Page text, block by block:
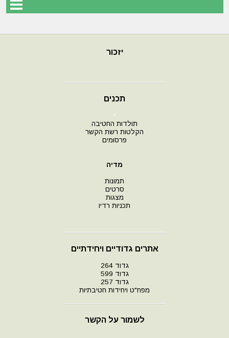
יזכור
תכנים
י
תולדות החטיבה
הקלטות רשת הקשר
פרסומים
מדיה
תמונות
סרטים
מצגות
תכניות רדיו
אתרים גדודיים ויחידתיים
גדוד 264
גדוד 599
גדוד 257
מפח"ט ויחידות חטיבתיות
לשמור על הקשר